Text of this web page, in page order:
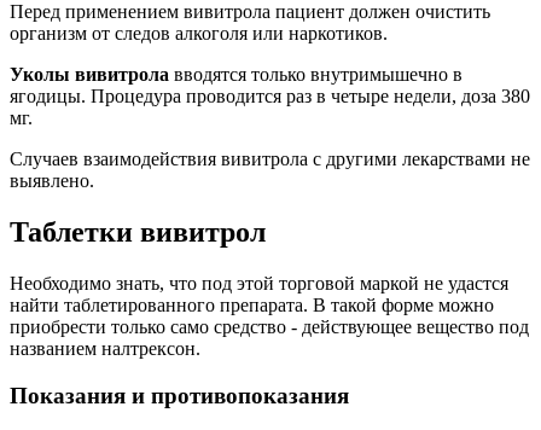
Перед применением вивитрола пациент должен очистить
организм от следов алкоголя или наркотиков.
Уколы вивитрола вводятся только внутримышечно в
ягодицы. Процедура проводится раз в четыре недели, доза 380
мг.
Случаев взаимодействия вивитрола с другими лекарствами не
выявлено.
Таблетки вивитрол
Необходимо знать, что под этой торговой маркой не удастся
найти таблетированного препарата. В такой форме можно
приобрести только само средство - действующее вещество под
названием налтрексон.
Показания и противопоказания